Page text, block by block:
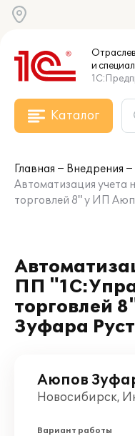
и
Каталог
Главная
Внедрения
Автоматизация учета
торговлей 8" у ИП
ПП
торговлей
Зуфара
Аюпов
Новосибирск,
Вариант работы